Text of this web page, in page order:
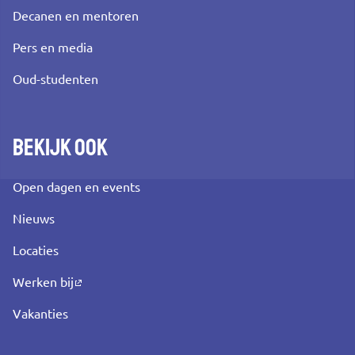
Decanen en mentoren
Pers en media
Oud-studenten
Bekijk ook
Open dagen en events
Nieuws
Locaties
Werken bij
Vakanties